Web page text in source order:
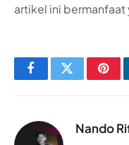
artikel ini bermanfaat
FacebookTwitter
Nando